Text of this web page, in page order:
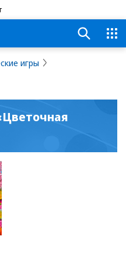
игры